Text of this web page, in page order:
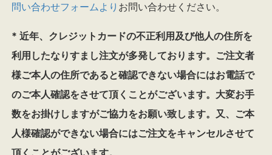
問い合わせフォームより お問い合わせください。
* 近年、クレジットカードの不正利用及び他人の住所を
利用したなりすまし注文が多発しております。ご注文者
様ご本人の住所であると確認できない場合にはお電話で
のご本人確認をさせて頂くことがございます。大変お手
数をお掛けしますがご協力をお願い致します。又、ご本
人様確認ができない場合にはご注文をキャンセルさせて